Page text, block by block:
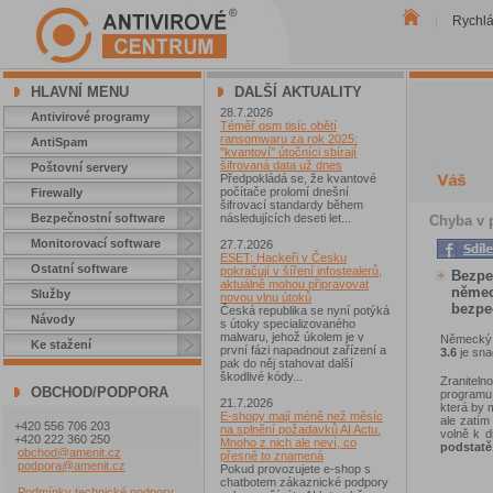
HLAVNÍ MENU
Antivirové programy
AntiSpam
Poštovní servery
Firewally
Bezpečnostní software
Monitorovací software
Ostatní software
Služby
Návody
Ke stažení
OBCHOD/PODPORA
+420 556 706 203
+420 222 360 250
obchod@amenit.cz
podpora@amenit.cz
DALŠÍ AKTUALITY
28.7.2026
Téměř osm tisíc obětí
ransomwaru za rok 2025:
"kvantoví" útočníci sbírají
šifrovaná data už dnes
Předpokládá se, že kvantové
počítače prolomí dnešní
šifrovací standardy během
následujících deseti let...
27.7.2026
ESET: Hackeři v Česku
pokračují v šíření infostealerů,
aktuálně mohou připravovat
novou vlnu útoků
Česká republika se nyní potýká
s útoky specializovaného
malwaru, jehož úkolem je v
první fázi napadnout zařízení a
pak do něj stahovat další
škodlivé kódy...
21.7.2026
E-shopy mají méně než měsíc
na splnění požadavků AI Actu.
Mnoho z nich ale neví, co
přesně to znamená
Pokud provozujete e-shop s
chatbotem zákaznické podpory
Chyba v
3.6 je
která by
ale zatím
volně k